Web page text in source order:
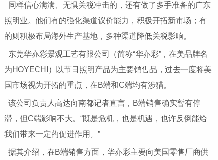
同样信心满满、无惧关税冲击的，还有做了多手准备的广东
照明业。他们有的强化渠道议价能力，积极开拓新市场；有
的则积极布局海外生产基地，多种渠道降低关税影响。
东莞华亦彩景观工艺有限公司（简称“华亦彩”，在美品牌名
为HOYECHI）以节日照明产品为主要销售品，过去一度将美
国市场视为开拓的重点，在B端和C端均有涉猎。
该公司负责人高达向南都记者直言，B端销售确实暂有停
滞，但C端影响不大。“既是危机，也是机遇，也许反倒能给
我们带来一定的促进作用。”
据其介绍，在B端销售方面，华亦彩主要向美国零售厂商供